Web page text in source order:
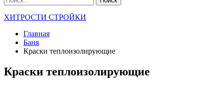
ХИТРОСТИ СТРОЙКИ
Главная
Баня
Краски теплоизолирующие
Краски теплоизолирующие